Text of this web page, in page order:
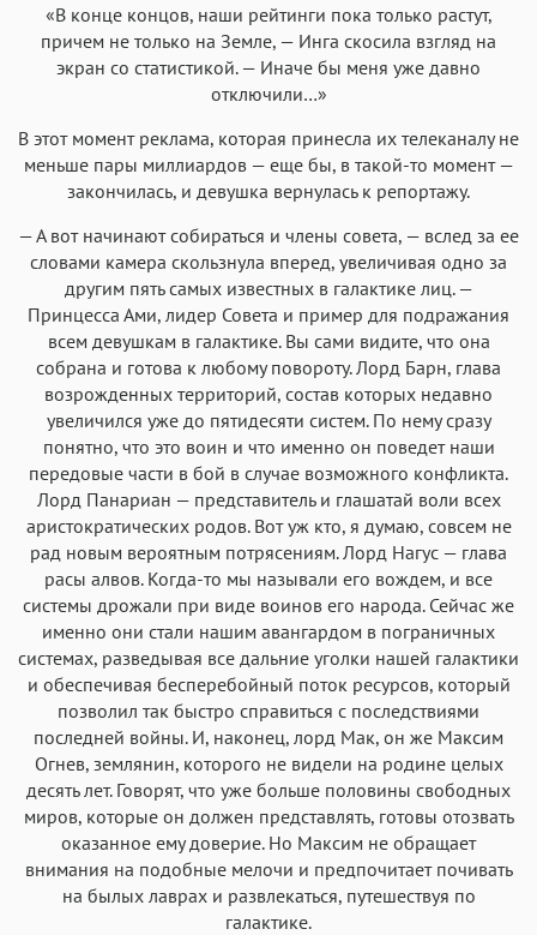
«В конце концов, наши рейтинги пока только растут,
причем не только на Земле, — Инга скосила взгляд на
экран со статистикой. — Иначе бы меня уже давно
отключили…»
В этот момент реклама, которая принесла их телеканалу не
меньше пары миллиардов — еще бы, в такой-то момент —
закончилась, и девушка вернулась к репортажу.
— А вот начинают собираться и члены совета, — вслед за ее
словами камера скользнула вперед, увеличивая одно за
другим пять самых известных в галактике лиц. —
Принцесса Ами, лидер Совета и пример для подражания
всем девушкам в галактике. Вы сами видите, что она
собрана и готова к любому повороту. Лорд Барн, глава
возрожденных территорий, состав которых недавно
увеличился уже до пятидесяти систем. По нему сразу
понятно, что это воин и что именно он поведет наши
передовые части в бой в случае возможного конфликта.
Лорд Панариан — представитель и глашатай воли всех
аристократических родов. Вот уж кто, я думаю, совсем не
рад новым вероятным потрясениям. Лорд Нагус — глава
расы алвов. Когда-то мы называли его вождем, и все
системы дрожали при виде воинов его народа. Сейчас же
именно они стали нашим авангардом в пограничных
системах, разведывая все дальние уголки нашей галактики
и обеспечивая бесперебойный поток ресурсов, который
позволил так быстро справиться с последствиями
последней войны. И, наконец, лорд Мак, он же Максим
Огнев, землянин, которого не видели на родине целых
десять лет. Говорят, что уже больше половины свободных
миров, которые он должен представлять, готовы отозвать
оказанное ему доверие. Но Максим не обращает
внимания на подобные мелочи и предпочитает почивать
на былых лаврах и развлекаться, путешествуя по
галактике.